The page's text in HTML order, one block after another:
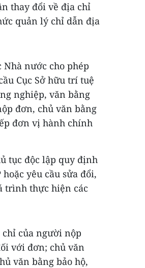
thay đổi về địa chỉ
quản lý chỉ dẫn địa
nước cho phép
Cục Sở hữu trí tuệ
nghiệp, văn bằng
đơn, chủ văn bằng
đơn vị hành chính
tục độc lập quy định
yêu cầu sửa đổi,
trình thực hiện các
của người nộp
với đơn; chủ văn
văn bằng bảo hộ,